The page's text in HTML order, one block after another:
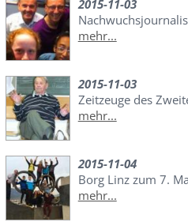
2015-11-03
mehr...
2015-11-03
Zeitzeuge des
mehr...
2015-11-04
Borg Linz zum 7.
mehr...